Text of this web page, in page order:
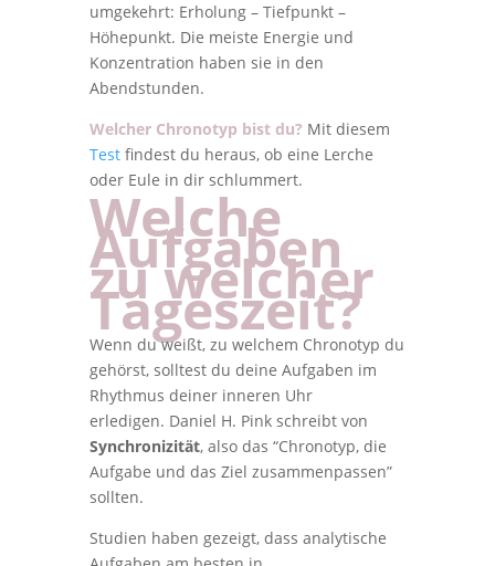
umgekehrt: Erholung – Tiefpunkt –
Höhepunkt. Die meiste Energie und
Konzentration haben sie in den
Abendstunden.
Welcher Chronotyp bist du? Mit diesem
Testfindest du heraus, ob eine Lerche
oder Eule in dir schlummert.
Welche
Aufgaben
zu welcher
Tageszeit?
Wenn du weißt, zu welchem Chronotyp du
gehörst, solltest du deine Aufgaben im
Rhythmus deiner inneren Uhr
erledigen. Daniel H. Pink schreibt von
Synchronizität, also das “Chronotyp, die
Aufgabe und das Ziel zusammenpassen”
sollten.
Studien haben gezeigt, dass analytische